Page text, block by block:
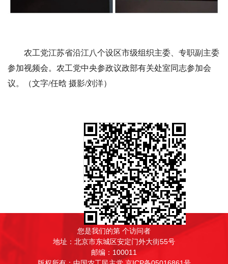
农工党江苏省沿江八个设区市级组织主委、专职副主委
参加视频会。农工党中央参政议政部有关处室同志参加会
议。（文字/任晗 摄影/刘洋）
文章二维码
您是我们的第 个访问者
地址：北京市东城区安定门外大街55号
邮编：100011